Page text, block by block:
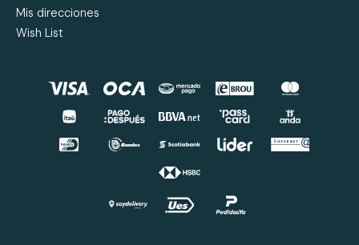
Mis direcciones
Wish List